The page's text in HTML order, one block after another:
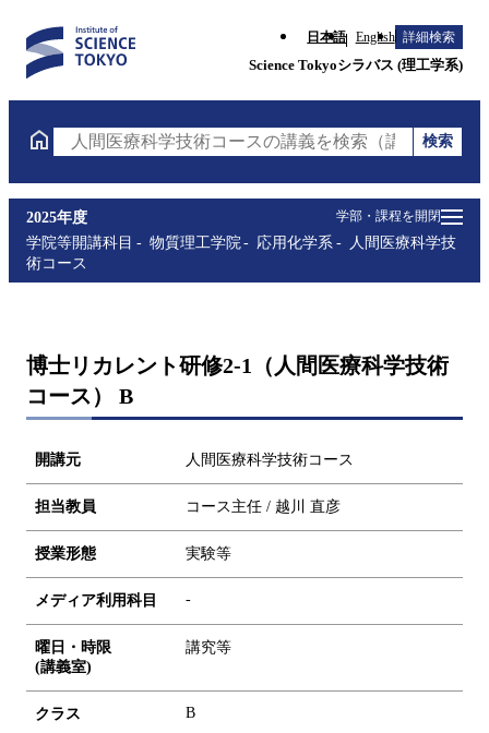
日本語 English 詳細検索
Science Tokyoシラバス (理工学系)
人間医療科学技術コースの講義を検索（講義名・科
検索
学部・課程を開閉
2025年度
学院等開講科目
物質理工学院 応用化学系
人間医療科学技
術コース
博士リカレント研修2-1（人間医療科学技術
コース） B
開講元 人間医療科学技術コース
担当教員 コース主任 / 越川 直彦
授業形態 実験等
メディア利用科目 -
曜日・時限
(講義室)
講究等
クラス B